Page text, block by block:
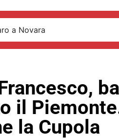
a Novara
il
la Cupola